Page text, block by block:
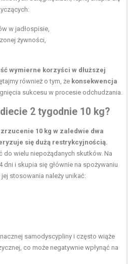
w jadłospisie,
żywności,
wymierne korzyści w dłuższej
również o tym, że konsekwencja
sukcesu w procesie odchudzania.
2 tygodnie 10 kg?
10 kg w zaledwie dwa
się dużą restrykcyjnością.
do wielu niepożądanych skutków. Na
dni i skupia się głównie na spożywaniu
stosowania należy unikać:
samodyscypliny i często wiąże
co może negatywnie wpłynąć na